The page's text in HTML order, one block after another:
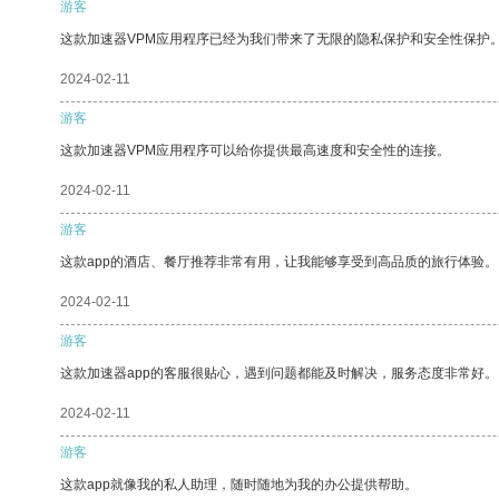
游客
这款加速器VPM应用程序已经为我们带来了无限的隐私保护和安全性保护
2024-02-11
游客
这款加速器VPM应用程序可以给你提供最高速度和安全性的连接。
2024-02-11
游客
这款app的酒店、餐厅推荐非常有用，让我能够享受到高品质的旅行体验。
2024-02-11
游客
这款加速器app的客服很贴心，遇到问题都能及时解决，服务态度非常好。
2024-02-11
游客
这款app就像我的私人助理，随时随地为我的办公提供帮助。